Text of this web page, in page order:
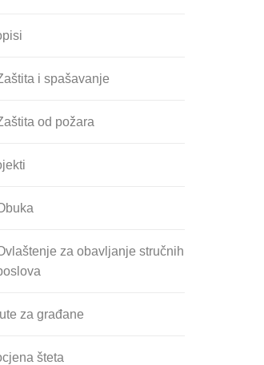
i spašavanje
od požara
za obavljanje stručnih
za građane
šteta